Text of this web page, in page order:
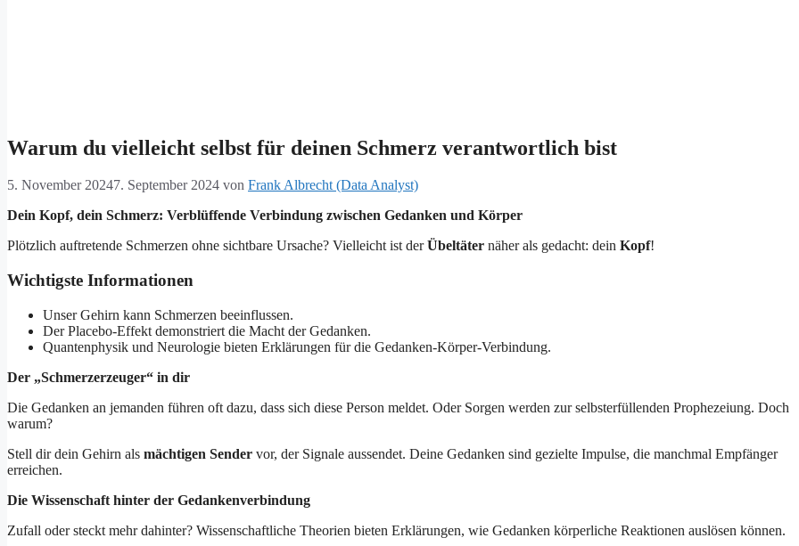
Warum du vielleicht selbst für deinen Schmerz verantwortlich bist
5. November 20247. September 2024 von Frank Albrecht (Data Analyst)
Dein Kopf, dein Schmerz: Verblüffende Verbindung zwischen Gedanken und Körper
Plötzlich auftretende Schmerzen ohne sichtbare Ursache? Vielleicht ist derÜbeltäter näher als gedacht: dein Kopf!
Wichtigste Informationen
Unser Gehirn kann Schmerzen beeinflussen.
Der Placebo-Effekt demonstriert die Macht der Gedanken.
Quantenphysik und Neurologie bieten Erklärungen für die Gedanken-Körper-Verbindung.
Der „Schmerzerzeuger“ in dir
Die Gedanken an jemanden führen oft dazu, dass sich diese Person meldet. Oder Sorgen werden zur selbsterfüllenden Prophezeiung. Doch
warum?
Stell dir dein Gehirn als mächtigen Sender vor, der Signale aussendet. Deine Gedanken sind gezielte Impulse, die manchmal Empfänger
erreichen.
Die Wissenschaft hinter der Gedankenverbindung
Zufall oder steckt mehr dahinter? Wissenschaftliche Theorien bieten Erklärungen, wie Gedanken körperliche Reaktionen auslösen können.